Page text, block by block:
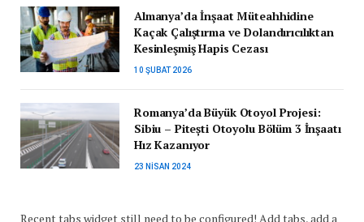
Almanya’da İnşaat Müteahhidine
Kaçak Çalıştırma ve Dolandırıcılıktan
Kesinleşmiş Hapis Cezası
10 ŞUBAT 2026
Romanya’da Büyük Otoyol Projesi:
Sibiu – Pitești Otoyolu Bölüm 3 İnşaatı
Hız Kazanıyor
23 NISAN 2024
Recent tabs widget still need to be configured! Add tabs, add a